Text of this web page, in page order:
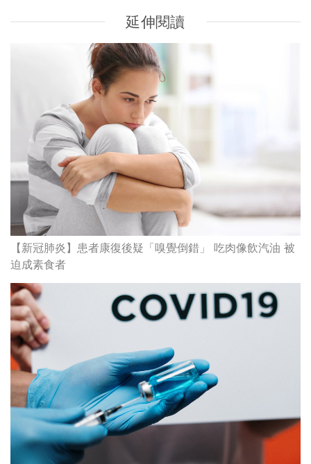
延伸閱讀
【新冠肺炎】患者康復後疑「嗅覺倒錯」 吃肉像飲汽油 被
迫成素食者